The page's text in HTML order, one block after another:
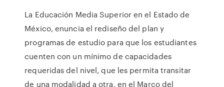
La Educación Media Superior en el Estado de
México, enuncia el rediseño del plan y
programas de estudio para que los estudiantes
cuenten con un mínimo de capacidades
requeridas del nivel, que les permita transitar
de una modalidad a otra, en el Marco del